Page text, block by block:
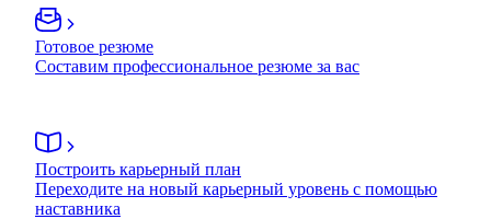
Готовое резюме
Составим профессиональное резюме за вас
Построить карьерный план
Переходите на новый карьерный уровень с помощью
наставника